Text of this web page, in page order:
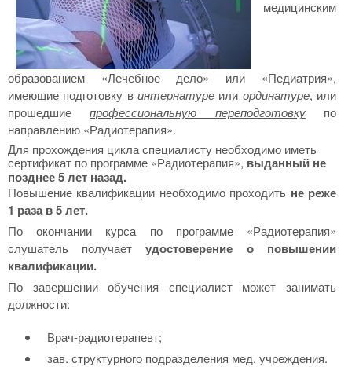
медицинским
образованием «Лечебное дело» или «Педиатрия»,
имеющие подготовку в интернатуре или ординатуре, или
прошедшиепрофессиональную переподготовкупо
направлению «Радиотерапия».
Для прохождения цикла специалисту необходимо иметь
сертификат по программе «Радиотерапия», выданный не
позднее 5 лет назад.
Повышение квалификации необходимо проходить не реже
1 раза в 5 лет.
По окончании курса по программе «Радиотерапия»
слушатель получаетудостоверение о повышении
квалификации.
По завершении обучения специалист может занимать
должности:
Врач-радиотерапевт;
зав. структурного подразделения мед. учреждения.